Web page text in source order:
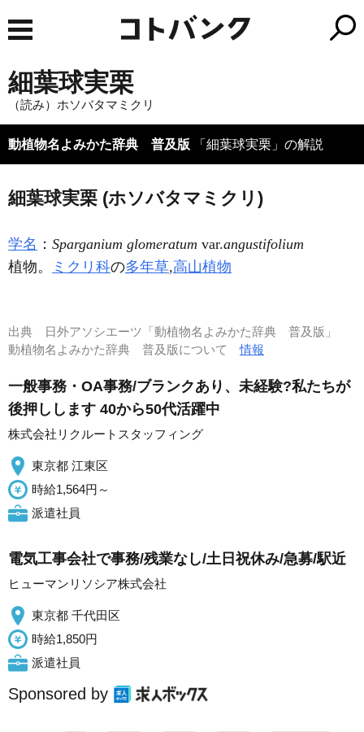
細葉球実栗
（読み）ホソバタマミクリ
動植物名よみかた辞典 普及版 「細葉球実栗」の解説
細葉球実栗 (ホソバタマミクリ)
学名 ： Sparganium glomeratum var.angustifolium
植物。
ミクリ科の多年草,高山植物
出典
日外アソシエーツ「動植物名よみかた辞典 普及版」
動植物名よみかた辞典 普及版について情報
一般事務・OA事務/ブランクあり、未経験?私たちが
後押しします 40から50代活躍中
株式会社リクルートスタッフィング
東京都 江東区
時給1,564円～
派遣社員
電気工事会社で事務/残業なし/土日祝休み/急募/駅近
ヒューマンリソシア株式会社
東京都 千代田区
時給1,850円
派遣社員
Sponsored by